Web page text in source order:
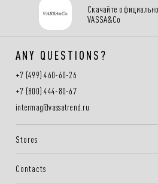
Скачайте
VASSA&Co
ANY QUESTIONS?
+7 (499) 460-60-26
+7 (800) 444-80-67
intermag@vassatrend.ru
Stores
Contacts